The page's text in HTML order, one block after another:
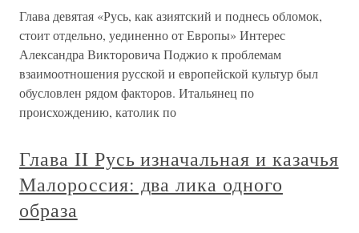
Глава девятая «Русь, как азиятский и поднесь обломок,
стоит отдельно, уединенно от Европы» Интерес
Александра Викторовича Поджио к проблемам
взаимоотношения русской и европейской культур был
обусловлен рядом факторов. Итальянец по
происхождению, католик по
Глава II Русь изначальная и казачья
Малороссия: два лика одного
образа